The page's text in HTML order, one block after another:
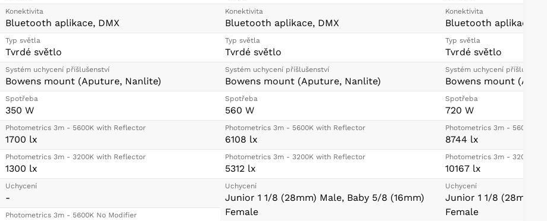
Konektivita
Bluetooth aplikace, DMX
Typ světla
Tvrdé světlo
Systém uchycení příšlušenství
Bowens mount (Aputure, Nanlite)
Spotřeba
350 W
Photometrics 3m - 5600K with Reflector
1700 lx
Photometrics 3m - 3200K with Reflector
1300 lx
Uchycení
-
Photometrics 3m - 5600K No Modifier
Konektivita
Bluetooth aplikace, DMX
Typ světla
Tvrdé světlo
Systém uchycení příšlušenství
Bowens mount (Aputure, Nanlite)
Spotřeba
560 W
Photometrics 3m - 5600K with Reflector
6108 lx
Photometrics 3m - 3200K with Reflector
5312 lx
Uchycení
Junior 1 1/8 (28mm) Male, Baby 5/8 (16mm)
Female
Konektivita
Bluetooth aplikace,
Typ světla
Tvrdé světlo
Systém uchycení
Bowens mount
Spotřeba
720 W
Photometrics 3m - 5600K
8744 lx
Photometrics 3m - 3200K
10167 lx
Uchycení
Junior 1 1/8 (28mm)
Female